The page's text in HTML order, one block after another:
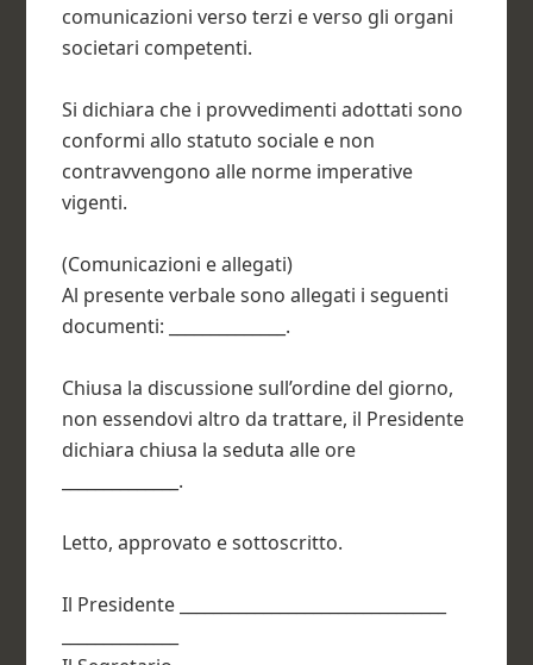
comunicazioni verso terzi e verso gli organi
societari competenti.
Si dichiara che i provvedimenti adottati sono
conformi allo statuto sociale e non
contravvengono alle norme imperative
vigenti.
(Comunicazioni e allegati)
Al presente verbale sono allegati i seguenti
documenti: ______________.
Chiusa la discussione sull’ordine del giorno,
non essendovi altro da trattare, il Presidente
dichiara chiusa la seduta alle ore
______________.
Letto, approvato e sottoscritto.
Il Presidente ________________________________